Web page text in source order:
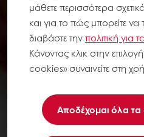
μάθετε περισσότερα
και για το πώς μπορείτε να
διαβάστε τηνπολιτική για τα
Κάνοντας κλικ στην
cookies» συναινείτε στη
Αποδέχομαι όλα